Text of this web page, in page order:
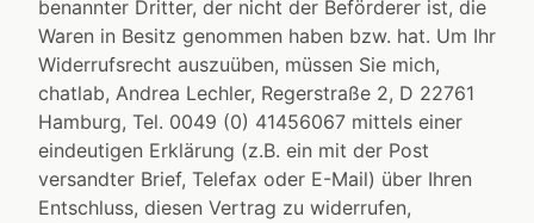
benannter Dritter, der nicht der Beförderer ist, die
Waren in Besitz genommen haben bzw. hat. Um Ihr
Widerrufsrecht auszuüben, müssen Sie mich,
chatlab, Andrea Lechler, Regerstraße 2, D 22761
Hamburg, Tel. 0049 (0) 41456067 mittels einer
eindeutigen Erklärung (z.B. ein mit der Post
versandter Brief, Telefax oder E-Mail) über Ihren
Entschluss, diesen Vertrag zu widerrufen,